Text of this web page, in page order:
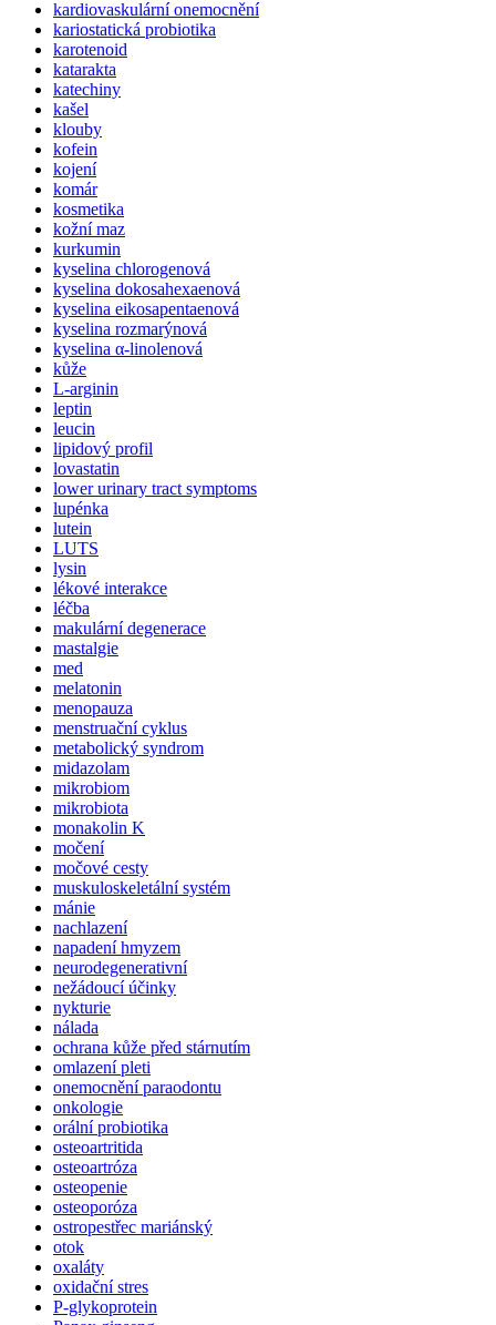
kardiovaskulární onemocnění
kariostatická probiotika
karotenoid
katarakta
katechiny
kašel
klouby
kofein
kojení
komár
kosmetika
kožní maz
kurkumin
kyselina chlorogenová
kyselina dokosahexaenová
kyselina eikosapentaenová
kyselina rozmarýnová
kyselina α-linolenová
kůže
L-arginin
leptin
leucin
lipidový profil
lovastatin
lower urinary tract symptoms
lupénka
lutein
LUTS
lysin
lékové interakce
léčba
makulární degenerace
mastalgie
med
melatonin
menopauza
menstruační cyklus
metabolický syndrom
midazolam
mikrobiom
mikrobiota
monakolin K
močení
močové cesty
muskuloskeletální systém
mánie
nachlazení
napadení hmyzem
neurodegenerativní
nežádoucí účinky
nykturie
nálada
ochrana kůže před stárnutím
omlazení pleti
onemocnění paraodontu
onkologie
orální probiotika
osteoartritida
osteoartróza
osteopenie
osteoporóza
ostropestřec mariánský
otok
oxaláty
oxidační stres
P-glykoprotein